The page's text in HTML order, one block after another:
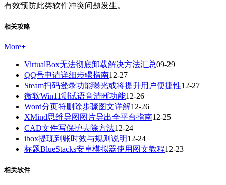
有效预防此类软件冲突问题发生。
相关攻略
More+
VirtualBox无法彻底卸载解决方法汇总09-29
QQ号申请详细步骤指南12-27
Steam扫码登录功能曝光或将提升用户便捷性12-27
微软Win11测试语音清晰功能12-26
Word分页符删除步骤图文详解12-26
XMind思维导图图片导出全平台指南12-25
CAD文件写保护去除方法12-24
ibox提现到账时效与规则说明12-24
标题BlueStacks安卓模拟器使用图文教程12-23
相关软件